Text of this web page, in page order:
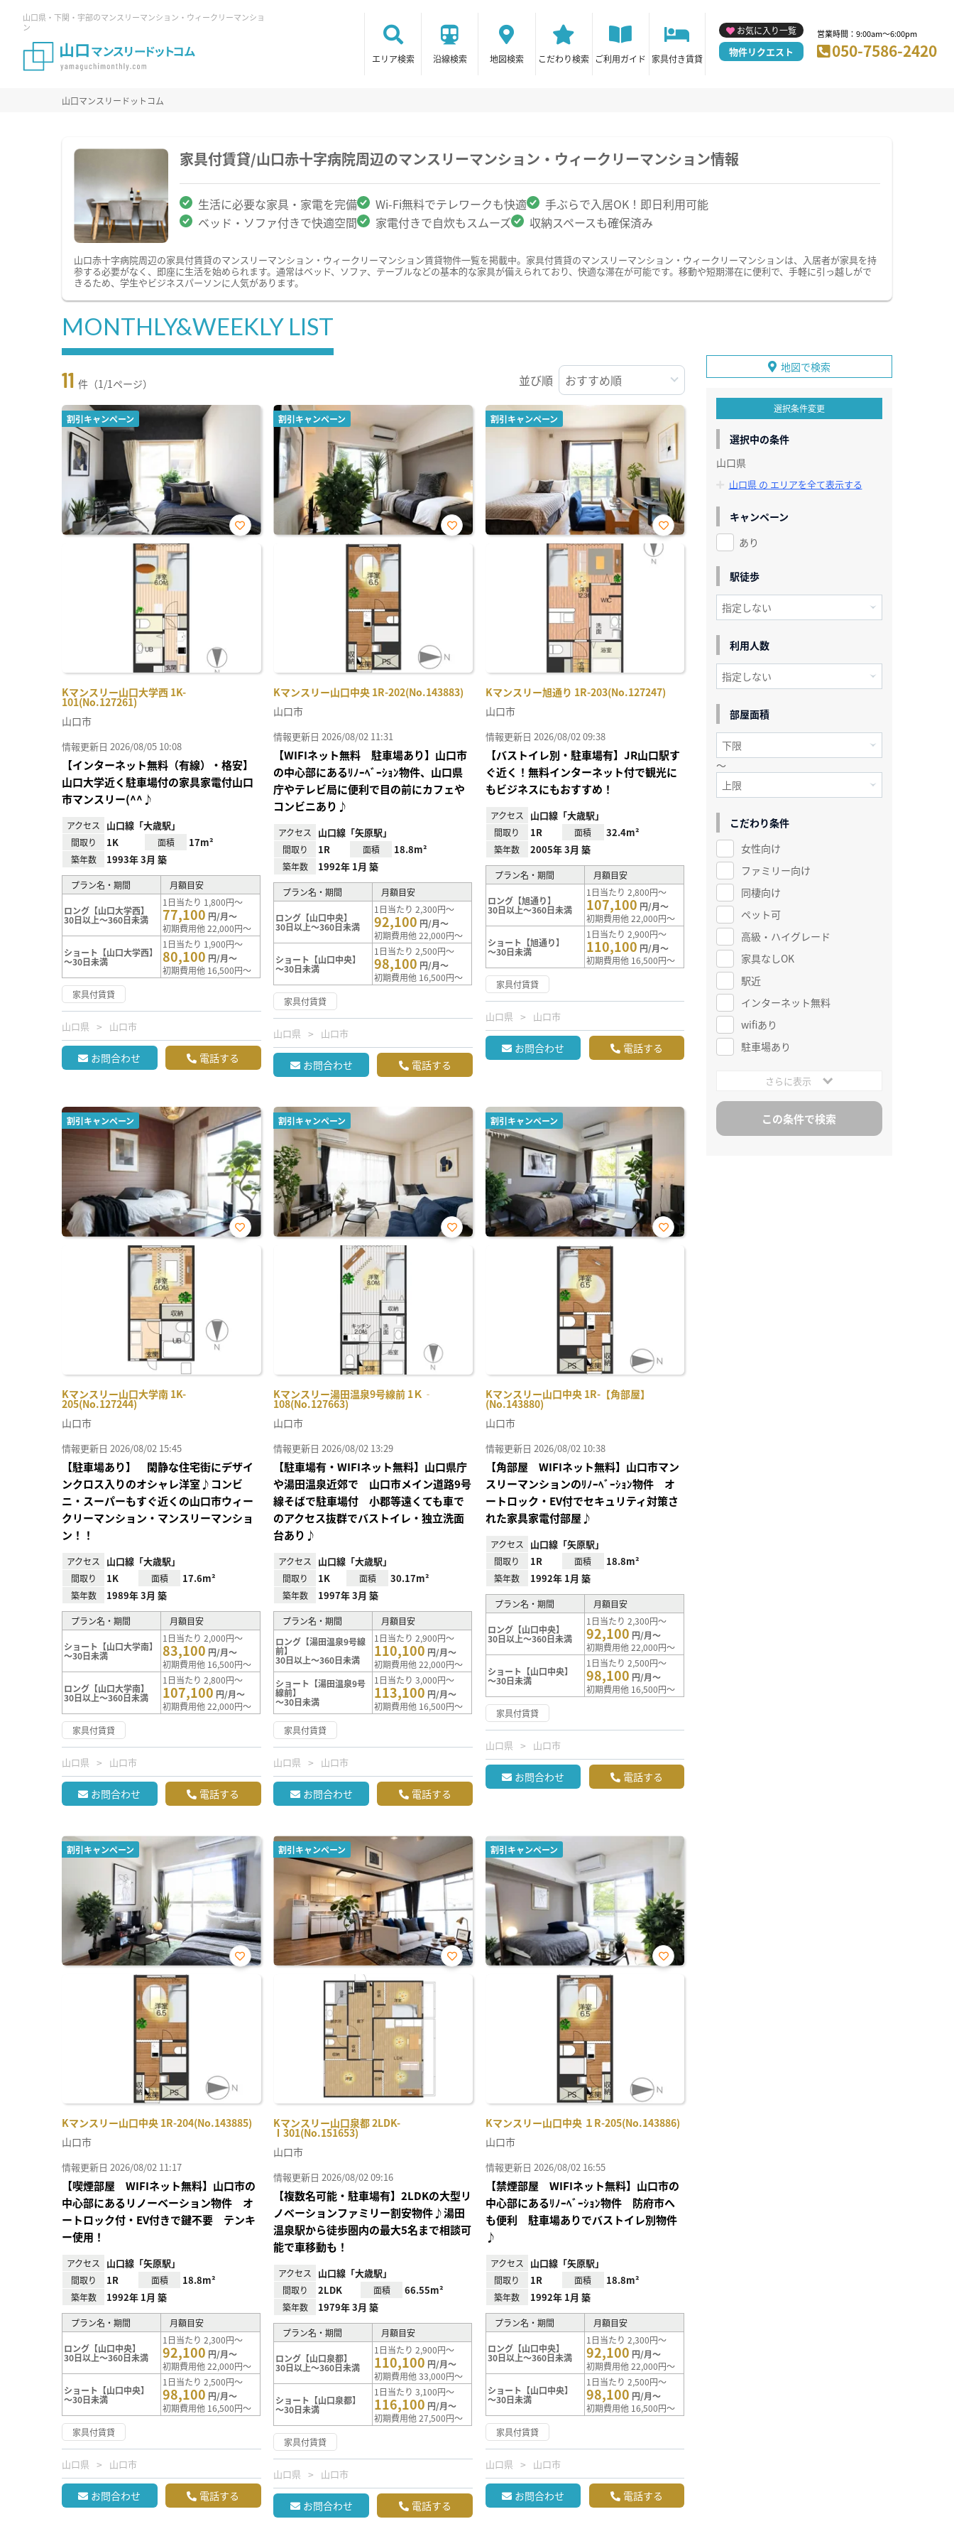
山口県・下関・宇部のマンスリーマンション・ウィークリーマンショ
ン
エリア検索 沿線検索 地図検索 こだわり検索 ご利用ガイド 家具付き賃貸
お気に入り一覧
物件リクエスト
営業時間：9:00am～6:00pm
050-7586-2420
山口マンスリードットコム
家具付賃貸/山口赤十字病院周辺のマンスリーマンション・ウィークリーマンション情報
生活に必要な家具・家電を完備 Wi-Fi無料でテレワークも快適
手ぶらで入居OK！即日利用可能
ベッド・ソファ付きで快適空間
家電付きで自炊もスムーズ 収納スペースも確保済み
山口赤十字病院周辺の家具付賃貸のマンスリーマンション・ウィークリーマンション賃貸物件一覧を掲載中。家具付賃貸のマンスリーマンション・ウィークリーマンションは、入居者が家具を持
参する必要がなく、即座に生活を始められます。通常はベッド、ソファ、テーブルなどの基本的な家具が備えられており、快適な滞在が可能です。移動や短期滞在に便利で、手軽に引っ越しがで
きるため、学生やビジネスパーソンに人気があります。
MONTHLY&WEEKLY LIST
11 件（1/1ページ） 並び順
割引キャンペーン
Kマンスリー山口大学西 1K-
101(No.127261)
お気
山口市
情報更新日 2026/08/05 10:08
【インターネット無料（有線）・格安】
山口大学近く駐車場付の家具家電付山口
市マンスリー(^^♪
アクセス 山口線「大歳駅」
間取り 1K 面積 17m²
築年数 1993年 3月 築
プラン名・期間 月額目安
ロング【山口大学西】
30日以上～360日未満
1日当たり 1,800円～
77,100 円/月～
初期費用他 22,000円～
ショート【山口大学西】
～30日未満
1日当たり 1,900円～
80,100 円/月～
初期費用他 16,500円～
家具付賃貸
山口県 山口市
お問合わせ 電話する
割引キャンペーン
Kマンスリー山口中央 1R-202(No.143883)
お気
山口市
情報更新日 2026/08/02 11:31
【WIFIネット無料 駐車場あり】山口市
の中心部にあるﾘﾉｰﾍﾞｰｼｮﾝ物件、山口県
庁やテレビ局に便利で目の前にカフェや
コンビニあり♪
アクセス 山口線「矢原駅」
間取り 1R 面積 18.8m²
築年数 1992年 1月 築
プラン名・期間 月額目安
ロング【山口中央】
30日以上～360日未満
1日当たり 2,300円～
92,100 円/月～
初期費用他 22,000円～
ショート【山口中央】
～30日未満
1日当たり 2,500円～
98,100 円/月～
初期費用他 16,500円～
家具付賃貸
山口県 山口市
お問合わせ 電話する
割引キャンペーン
Kマンスリー旭通り 1R-203(No.127247)
お気
に入
り登
山口市
情報更新日 2026/08/02 09:38
【バストイレ別・駐車場有】JR山口駅す
ぐ近く！無料インターネット付で観光に
もビジネスにもおすすめ！
アクセス 山口線「大歳駅」
間取り 1R 面積 32.4m²
築年数 2005年 3月 築
プラン名・期間 月額目安
ロング【旭通り】
30日以上～360日未満
1日当たり 2,800円～
107,100 円/月～
初期費用他 22,000円～
ショート【旭通り】
～30日未満
1日当たり 2,900円～
110,100 円/月～
初期費用他 16,500円～
家具付賃貸
山口県 山口市
お問合わせ 電話する
割引キャンペーン
Kマンスリー山口大学南 1K-
205(No.127244)
お気
山口市
情報更新日 2026/08/02 15:45
【駐車場あり】 閑静な住宅街にデザイ
ンクロス入りのオシャレ洋室♪コンビ
ニ・スーパーもすぐ近くの山口市ウィー
クリーマンション・マンスリーマンショ
ン！！
アクセス 山口線「大歳駅」
間取り 1K 面積 17.6m²
築年数 1989年 3月 築
プラン名・期間 月額目安
ショート【山口大学南】
～30日未満
1日当たり 2,000円～
83,100 円/月～
初期費用他 16,500円～
ロング【山口大学南】
30日以上～360日未満
1日当たり 2,800円～
107,100 円/月～
初期費用他 22,000円～
家具付賃貸
山口県 山口市
お問合わせ 電話する
割引キャンペーン
Kマンスリー湯田温泉9号線前 1Ｋ‐
108(No.127663)
お気
山口市
情報更新日 2026/08/02 13:29
【駐車場有・WIFIネット無料】山口県庁
や湯田温泉近郊で 山口市メイン道路9号
線そばで駐車場付 小郡等遠くても車で
のアクセス抜群でバストイレ・独立洗面
台あり♪
アクセス 山口線「大歳駅」
間取り 1K 面積 30.17m²
築年数 1997年 3月 築
プラン名・期間
月額目安
ロング【湯田温泉9号線
前】
30日以上～360日未満
1日当たり 2,900円～
110,100 円/月～
初期費用他 22,000円～
ショート【湯田温泉9号
線前】
～30日未満
1日当たり 3,000円～
113,100 円/月～
初期費用他 16,500円～
家具付賃貸
山口県 山口市
お問合わせ 電話する
割引キャンペーン
Kマンスリー山口中央 1R-【角部屋】
(No.143880)
お気
山口市
情報更新日 2026/08/02 10:38
【角部屋 WIFIネット無料】山口市マン
スリーマンションのﾘﾉｰﾍﾞｰｼｮﾝ物件 オ
ートロック・EV付でセキュリティ対策さ
れた家具家電付部屋♪
アクセス 山口線「矢原駅」
間取り 1R 面積 18.8m²
築年数 1992年 1月 築
プラン名・期間 月額目安
ロング【山口中央】
30日以上～360日未満
1日当たり 2,300円～
92,100 円/月～
初期費用他 22,000円～
ショート【山口中央】
～30日未満
1日当たり 2,500円～
98,100 円/月～
初期費用他 16,500円～
家具付賃貸
山口県 山口市
お問合わせ 電話する
割引キャンペーン
Kマンスリー山口中央 1R-204(No.143885)
お気
山口市
情報更新日 2026/08/02 11:17
【喫煙部屋 WIFIネット無料】山口市の
中心部にあるリノーベーション物件 オ
ートロック付・EV付きで鍵不要 テンキ
ー使用！
アクセス 山口線「矢原駅」
間取り 1R 面積 18.8m²
築年数 1992年 1月 築
プラン名・期間 月額目安
ロング【山口中央】
30日以上～360日未満
1日当たり 2,300円～
92,100 円/月～
初期費用他 22,000円～
ショート【山口中央】
～30日未満
1日当たり 2,500円～
98,100 円/月～
初期費用他 16,500円～
家具付賃貸
山口県 山口市
お問合わせ 電話する
割引キャンペーン
Kマンスリー山口泉都 2LDK-
Ⅰ301(No.151653)
お気
山口市
情報更新日 2026/08/02 09:16
【複数名可能・駐車場有】2LDKの大型リ
ノベーションファミリー割安物件♪湯田
温泉駅から徒歩圏内の最大5名まで相談可
能で車移動も！
アクセス 山口線「大歳駅」
間取り 2LDK 面積 66.55m²
築年数 1979年 3月 築
プラン名・期間 月額目安
ロング【山口泉都】
30日以上～360日未満
1日当たり 2,900円～
110,100 円/月～
初期費用他 33,000円～
ショート【山口泉都】
～30日未満
1日当たり 3,100円～
116,100 円/月～
初期費用他 27,500円～
家具付賃貸
山口県 山口市
お問合わせ 電話する
割引キャンペーン
Kマンスリー山口中央 １R-205(No.143886)
お気
山口市
情報更新日 2026/08/02 16:55
【禁煙部屋 WIFIネット無料】山口市の
中心部にあるﾘﾉｰﾍﾞｰｼｮﾝ物件 防府市へ
も便利 駐車場ありでバストイレ別物件
♪
アクセス 山口線「矢原駅」
間取り 1R 面積 18.8m²
築年数 1992年 1月 築
プラン名・期間 月額目安
ロング【山口中央】
30日以上～360日未満
1日当たり 2,300円～
92,100 円/月～
初期費用他 22,000円～
ショート【山口中央】
～30日未満
1日当たり 2,500円～
98,100 円/月～
初期費用他 16,500円～
家具付賃貸
山口県 山口市
お問合わせ 電話する
地図で検索
選択条件変更
選択中の条件
山口県
山口県 の エリアを全て表示する
キャンペーン
あり
駅徒歩
利用人数
部屋面積
～
こだわり条件
女性向け
ファミリー向け
同棲向け
ペット可
高級・ハイグレード
家具なしOK
駅近
インターネット無料
wifiあり
駐車場あり
さらに表示